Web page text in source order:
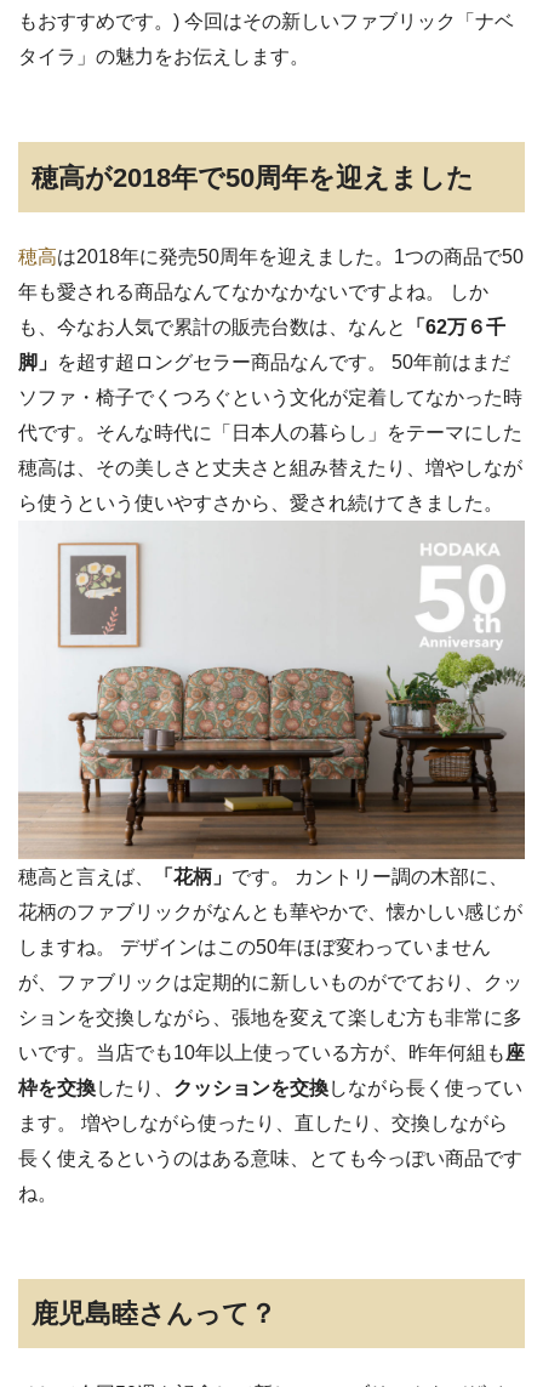
もおすすめです。) 今回はその新しいファブリック「ナベ
タイラ」の魅力をお伝えします。
穂高が2018年で50周年を迎えました
穂高は2018年に発売50周年を迎えました。1つの商品で50
年も愛される商品なんてなかなかないですよね。 しか
も、今なお人気で累計の販売台数は、なんと
「62万６千
脚」 を超す超ロングセラー商品なんです。 50年前はまだ
ソファ・椅子でくつろぐという文化が定着してなかった時
代です。そんな時代に「日本人の暮らし」をテーマにした
穂高は、その美しさと丈夫さと組み替えたり、増やしなが
ら使うという使いやすさから、愛され続けてきました。
穂高と言えば、 「花柄」 です。 カントリー調の木部に、
花柄のファブリックがなんとも華やかで、懐かしい感じが
しますね。 デザインはこの50年ほぼ変わっていません
が、ファブリックは定期的に新しいものがでており、クッ
ションを交換しながら、張地を変えて楽しむ方も非常に多
いです。当店でも10年以上使っている方が、昨年何組も座
枠を交換したり、 クッションを交換しながら長く使ってい
ます。 増やしながら使ったり、直したり、交換しながら
長く使えるというのはある意味、とても今っぽい商品です
ね。
鹿児島睦さんって？